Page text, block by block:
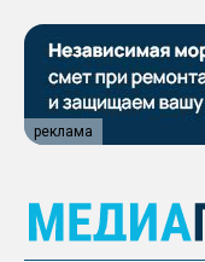
реклама